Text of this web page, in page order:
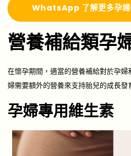
WhatsApp 了解更多孕
營養補給類孕
在懷孕期間，適當的營養補給對於孕
婦需要額外的營養來支持胎兒的成長發
孕婦專用維生素